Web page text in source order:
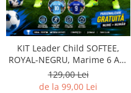
Bidoane si termosuri sportive
Sepci
Trofee
KIT Leader Child SOFTEE,
ROYAL-NEGRU, Marime 6 ANI
EF44
129,00 Lei
de la 99,00 Lei